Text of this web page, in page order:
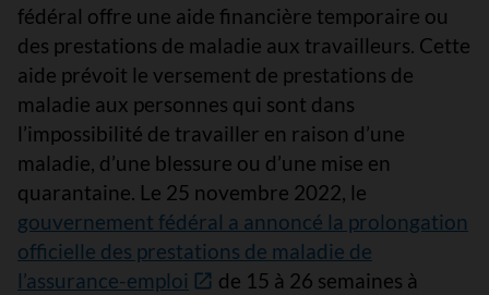
fédéral offre une aide financière temporaire ou
des prestations de maladie aux travailleurs. Cette
aide prévoit le versement de prestations de
maladie aux personnes qui sont dans
l’impossibilité de travailler en raison d’une
maladie, d’une blessure ou d’une mise en
quarantaine. Le 25 novembre 2022, le
gouvernement fédéral a annoncé la prolongation
officielle des prestations de maladie de
l’assurance-emploi
de 15 à 26 semaines à